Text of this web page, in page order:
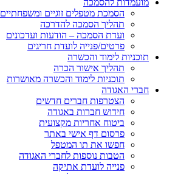
מועמדות להסמכה
הסמכת מטפלים זוגיים ומשפחתיים
תהליך הסמכה להדרכה
ועדת הסמכה – הודעות ועדכונים
פרטים/פנייה לועדת חריגים
תוכניות לימוד והכשרה
תהליך אישור הכרה
תוכניות לימוד והכשרה מאושרות
חברי האגודה
הצטרפות חברים חדשים
חידוש חברות באגודה
ביטוח אחריות מקצועית
פרסום דף אישי באתר
חפשו את תו המטפל
הטבות נוספות לחברי האגודה
פנייה לועדת אתיקה